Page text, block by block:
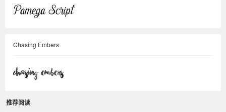
Chasing Embers
推荐阅读